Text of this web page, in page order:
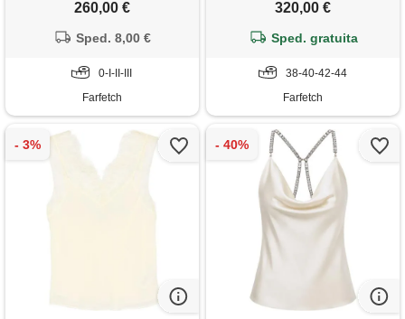
260,00 €
Sped. 8,00 €
0-I-II-III
Farfetch
320,00 €
Sped. gratuita
38-40-42-44
Farfetch